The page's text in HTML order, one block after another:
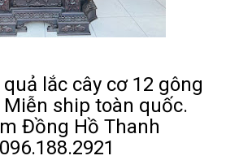
lắc cây cơ 12 gông
ship toàn quốc.
Đồng Hồ Thanh